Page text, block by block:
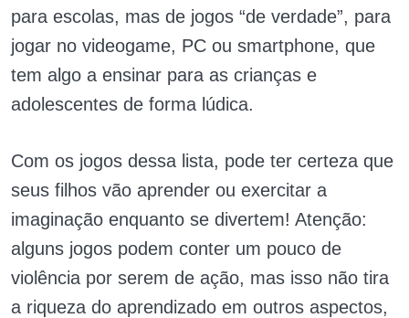
para escolas, mas de jogos “de verdade”, para
jogar no videogame, PC ou smartphone, que
tem algo a ensinar para as crianças e
adolescentes de forma lúdica.
Com os jogos dessa lista, pode ter certeza que
seus filhos vão aprender ou exercitar a
imaginação enquanto se divertem! Atenção:
alguns jogos podem conter um pouco de
violência por serem de ação, mas isso não tira
a riqueza do aprendizado em outros aspectos,